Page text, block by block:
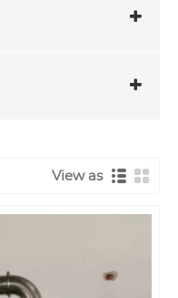
View as